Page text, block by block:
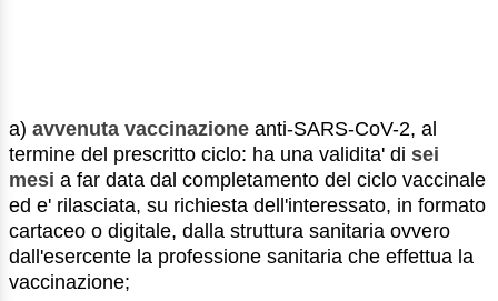
a) avvenuta vaccinazione anti-SARS-CoV-2, al
termine del prescritto ciclo: ha una validita' di sei
mesi a far data dal completamento del ciclo vaccinale
ed e' rilasciata, su richiesta dell'interessato, in formato
cartaceo o digitale, dalla struttura sanitaria ovvero
dall'esercente la professione sanitaria che effettua la
vaccinazione;